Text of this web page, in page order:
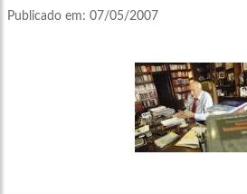
Publicado em: 07/05/2007